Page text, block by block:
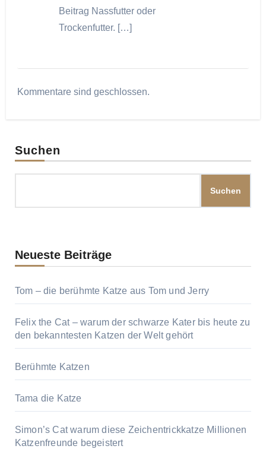
Beitrag Nassfutter oder
Trockenfutter. […]
Kommentare sind geschlossen.
Suchen
Suchen
Neueste Beiträge
Tom – die berühmte Katze aus Tom und Jerry
Felix the Cat – warum der schwarze Kater bis heute zu
den bekanntesten Katzen der Welt gehört
Berühmte Katzen
Tama die Katze
Simon’s Cat warum diese Zeichentrickkatze Millionen
Katzenfreunde begeistert